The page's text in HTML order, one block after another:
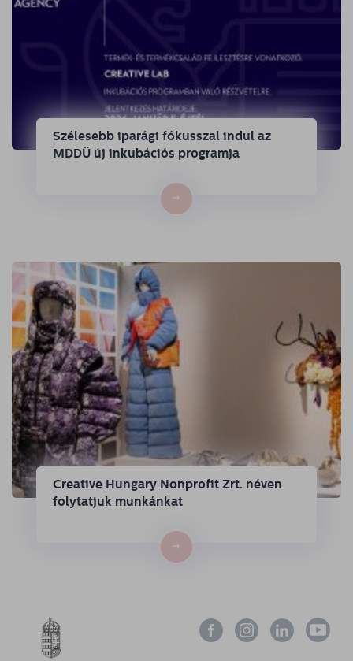
Szélesebb iparági fókusszal indul az
MDDÜ új inkubációs programja
→
Creative Hungary Nonprofit Zrt. néven
folytatjuk munkánkat
→